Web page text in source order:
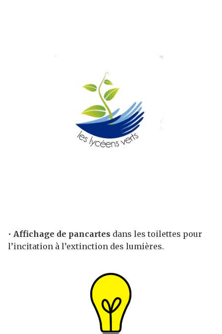
• Affichage de pancartes dans les toilettes pour
l’incitation à l’extinction des lumières.